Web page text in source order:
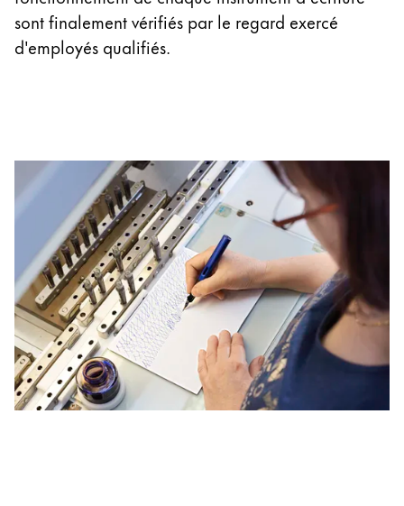
Amérique centrale & Caraïbes
Cette région répertorie les pays et les langues
Amérique du Nord
português
Chile
español
Mexico
español
Afrique
Cette région répertorie les pays et les langues
South Africa
English
Asie-Pacifique
sont finalement vérifiés par le regard exercé
d'employés qualifiés.